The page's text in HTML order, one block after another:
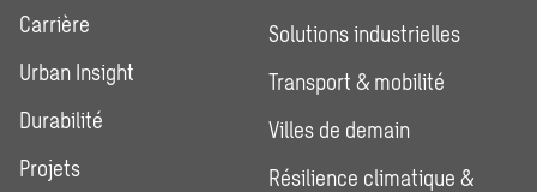
Carrière
Urban Insight
Durabilité
Projets
Solutions industrielles
Transport & mobilité
Villes de demain
Résilience climatique &